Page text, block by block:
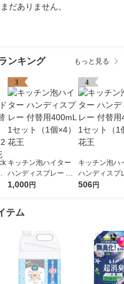
だありません。
ンキング もっと見る
3
キッチン泡ハイター
ハンディスプレー 付
替用400mL 1セット
1,000円
4
キッチン泡ハ
ハンディスプ
替用400mL 1
506円
テム